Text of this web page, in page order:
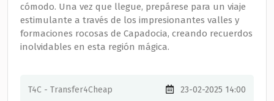
cómodo. Una vez que llegue, prepárese para un viaje
estimulante a través de los impresionantes valles y
formaciones rocosas de Capadocia, creando recuerdos
inolvidables en esta región mágica.
T4C - Transfer4Cheap 23-02-2025 14:00